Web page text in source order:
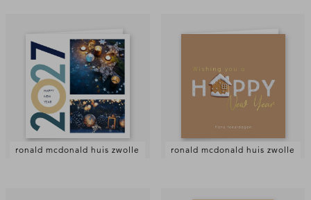
ronald mcdonald huis zwolle ronald mcdonald huis zwolle